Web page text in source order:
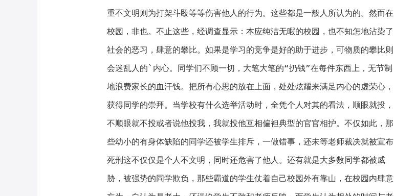
重不文明则为打架斗殴等等伤害他人的行为。这些都是一般人所认为的。然而在
校园，非也。不止这些，经调查显示：本应纯洁无暇的校园，也不知怎地沾染了
社会的恶习，肆意的攀比。如果是学习的竞争是好的助于进步，可物质的攀比则
会迷乱人的`内心。同学们不顾一切，大笔大笔的“扔钱”在每件东西上，无节制
地浪费家长的血汗钱。把所有心思的放在上面，处处炫耀来满足内心的虚荣心，
获得同学的崇拜。当学校有什么选举活动时，全凭个人对其的看法，顺眼就投，
不顺眼就不投或者说他投我，我就投他互相偏袒典型的官官相护。不仅如此，那
些幼小的有身体缺陷的同学还被学生排斥，一做错事，还未等老师裁决就被宣布
死刑这不仅仅是个人不文明，同时还危害了他人。还有就是大多数同学都被威
胁，被强势的同学欺负，那些霸道的学生仗着自己校园外有靠山，在校园内肆意